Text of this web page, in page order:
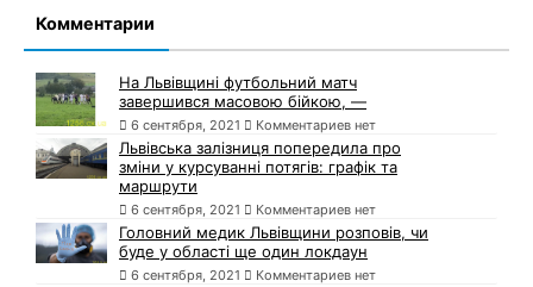
Комментарии
На Львівщині футбольний матч
завершився масовою бійкою, —
6 сентября, 2021 Комментариев нет
Львівська залізниця попередила про
зміни у курсуванні потягів: графік та
маршрути
6 сентября, 2021 Комментариев нет
Головний медик Львівщини розповів, чи
буде у області ще один локдаун
6 сентября, 2021 Комментариев нет